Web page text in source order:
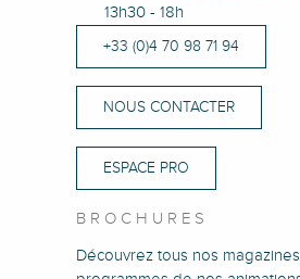
13h30 - 18h
+33 (0)4 70 98 71 94
NOUS CONTACTER
ESPACE PRO
BROCHURES
Découvrez tous nos